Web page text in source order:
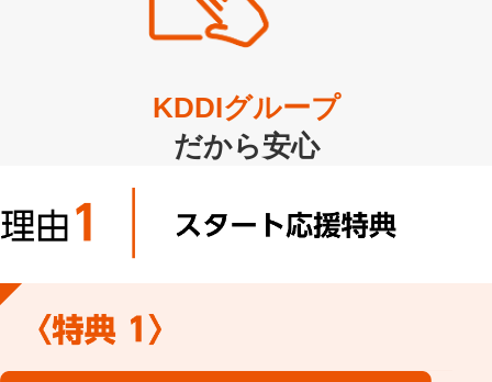
KDDIグループ
だから安心